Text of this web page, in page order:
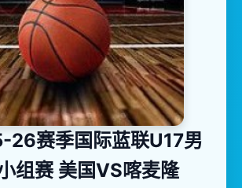
26赛季国际蓝联U17男
组赛 美国VS喀麦隆